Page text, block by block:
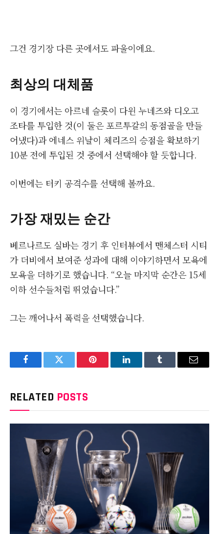
그건 경기장 다른 곳에서도 파울이에요.
최상의 대체품
이 경기에서는 아르네 슬롯이 다윈 누네즈와 디오고
조타를 투입한 것(이 둘은 포르투갈의 동점골을 만들
어냈다)과 에네스 위날이 체리즈의 승점을 확보하기
10분 전에 투입된 것 중에서 선택해야 할 듯합니다.
이번에는 터키 공격수를 선택해 볼까요.
가장 재밌는 순간
베르나르도 실바는 경기 후 인터뷰에서 맨체스터 시티
가 더비에서 보여준 성과에 대해 이야기하면서 모욕에
모욕을 더하기로 했습니다. “오늘 마지막 순간은 15세
이하 선수들처럼 뛰었습니다.”
그는 깨어나서 폭력을 선택했습니다.
FacebookTwitter Pinterest LinkedInTumblr Email
RELATED POSTS